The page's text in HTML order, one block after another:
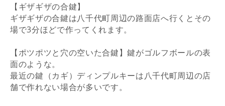
【ギザギザの合鍵】
ギザギザの合鍵は八千代町周辺の路面店へ行くとその
場で3分ほどで作ってくれます。
【ポツポツと穴の空いた合鍵】鍵がゴルフボールの表
面のような。
最近の鍵（カギ）ディンプルキーは八千代町周辺の店
舗で作れない場合が多いです。